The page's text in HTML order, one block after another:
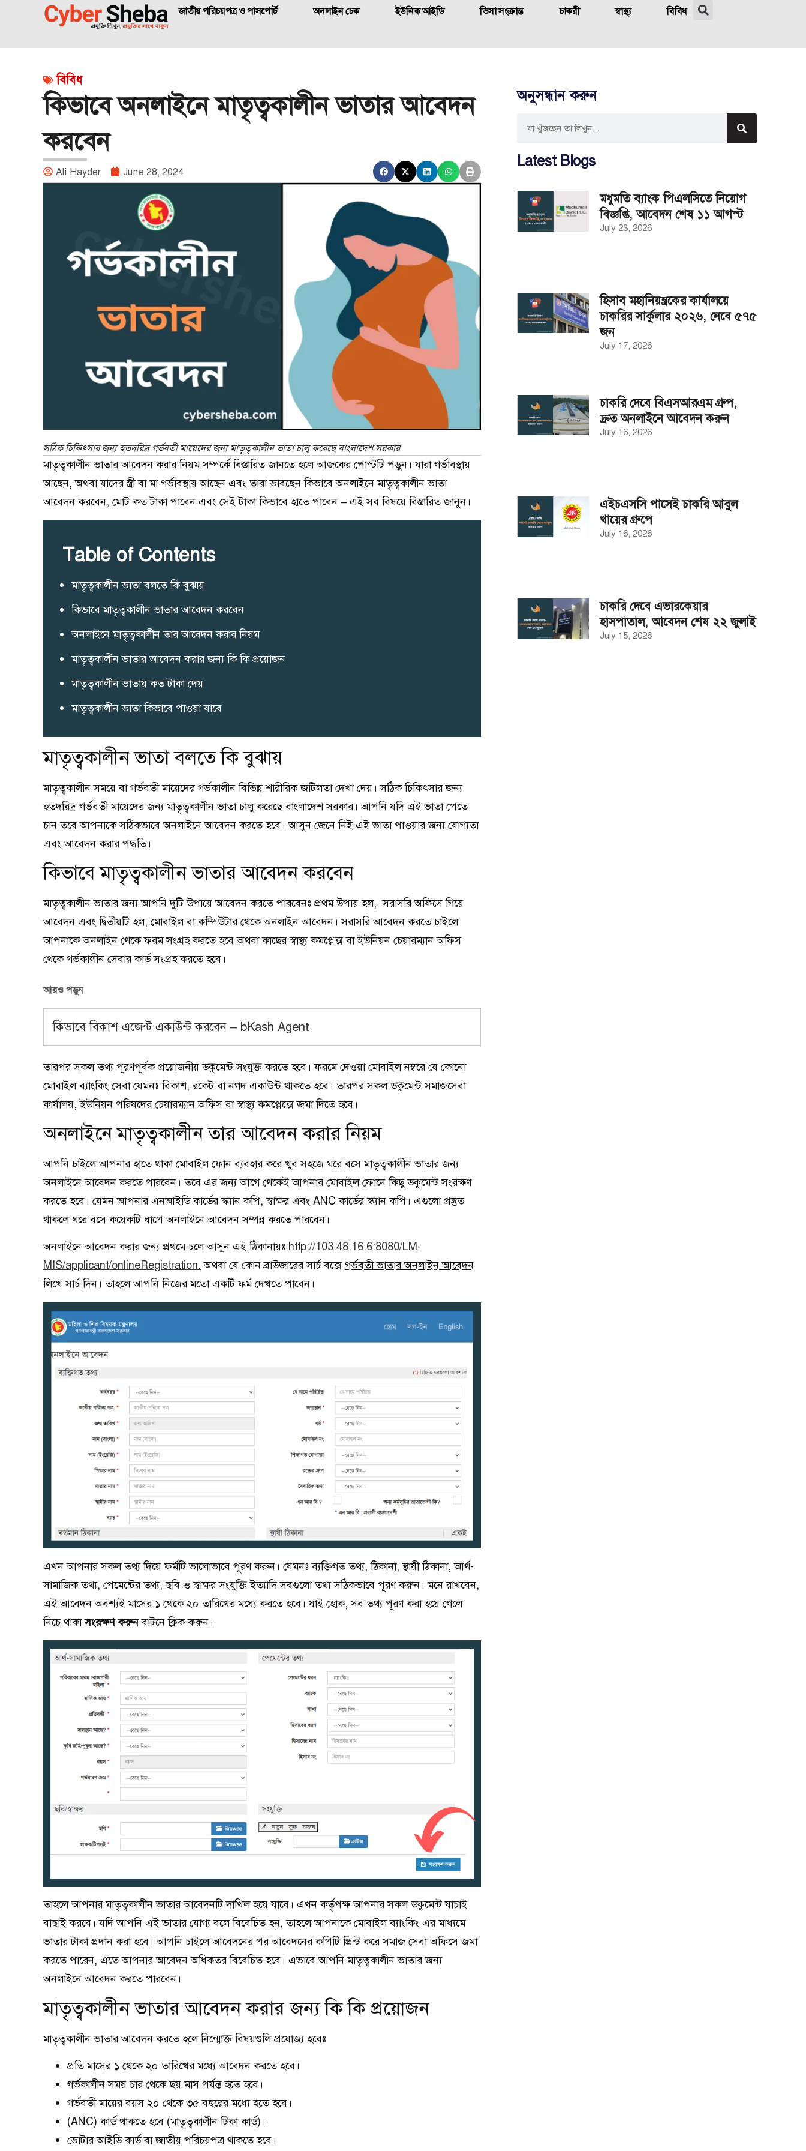
জাতীয় পরিচয়পত্র ও পাসপোর্ট অনলাইন চেক ইউনিক আইডি ভিসা সংক্রান্ত চাকরী স্বাস্থ্য বিবিধ
বিবিধ
কিভাবে অনলাইনে মাতৃত্বকালীন ভাতার আবেদন
করবেন
Ali Hayder June 28, 2024
সঠিক চিকিৎসার জন্য হতদরিদ্র গর্ভবতী মায়েদের জন্য মাতৃত্বকালীন ভাতা চালু করেছে বাংলাদেশ সরকার
মাতৃত্বকালীন ভাতার আবেদন করার নিয়ম সম্পর্কে বিস্তারিত জানতে হলে আজকের পোস্টটি পড়ুন। যারা গর্ভাবস্থায়
আছেন, অথবা যাদের স্ত্রী বা মা গর্ভাবস্থায় আছেন এবং তারা ভাবছেন কিভাবে অনলাইনে মাতৃত্বকালীন ভাতা
আবেদন করবেন, মোট কত টাকা পাবেন এবং সেই টাকা কিভাবে হাতে পাবেন – এই সব বিষয়ে বিস্তারিত জানুন।
Table of Contents
মাতৃত্বকালীন ভাতা বলতে কি বুঝায়
কিভাবে মাতৃত্বকালীন ভাতার আবেদন করবেন
অনলাইনে মাতৃত্বকালীন তার আবেদন করার নিয়ম
মাতৃত্বকালীন ভাতার আবেদন করার জন্য কি কি প্রয়োজন
মাতৃত্বকালীন ভাতায় কত টাকা দেয়
মাতৃত্বকালীন ভাতা কিভাবে পাওয়া যাবে
মাতৃত্বকালীন ভাতা বলতে কি বুঝায়
মাতৃত্বকালীন সময়ে বা গর্ভবতী মায়েদের গর্ভকালীন বিভিন্ন শারীরিক জটিলতা দেখা দেয়। সঠিক চিকিৎসার জন্য
হতদরিদ্র গর্ভবতী মায়েদের জন্য মাতৃত্বকালীন ভাতা চালু করেছে বাংলাদেশ সরকার। আপনি যদি এই ভাতা পেতে
চান তবে আপনাকে সঠিকভাবে অনলাইনে আবেদন করতে হবে। আসুন জেনে নিই এই ভাতা পাওয়ার জন্য যোগ্যতা
এবং আবেদন করার পদ্ধতি।
কিভাবে মাতৃত্বকালীন ভাতার আবেদন করবেন
মাতৃত্বকালীন ভাতার জন্য আপনি দুটি উপায়ে আবেদন করতে পারবেনঃ প্রথম উপায় হল, সরাসরি অফিসে গিয়ে
আবেদন এবং দ্বিতীয়টি হল, মোবাইল বা কম্পিউটার থেকে অনলাইন আবেদন। সরাসরি আবেদন করতে চাইলে
আপনাকে অনলাইন থেকে ফরম সংগ্রহ করতে হবে অথবা কাছের স্বাস্থ্য কমপ্লেক্স বা ইউনিয়ন চেয়ারম্যান অফিস
থেকে গর্ভকালীন সেবার কার্ড সংগ্রহ করতে হবে।
আরও পড়ুন
কিভাবে বিকাশ এজেন্ট একাউন্ট করবেন – bKash Agent
তারপর সকল তথ্য পূরণপূর্বক প্রয়োজনীয় ডকুমেন্ট সংযুক্ত করতে হবে। ফরমে দেওয়া মোবাইল নম্বরে যে কোনো
মোবাইল ব্যাংকিং সেবা যেমনঃ বিকাশ, রকেট বা নগদ একাউন্ট থাকতে হবে। তারপর সকল ডকুমেন্ট সমাজসেবা
কার্যালয়, ইউনিয়ন পরিষদের চেয়ারম্যান অফিস বা স্বাস্থ্য কমপ্লেক্সে জমা দিতে হবে।
অনলাইনে মাতৃত্বকালীন তার আবেদন করার নিয়ম
আপনি চাইলে আপনার হাতে থাকা মোবাইল ফোন ব্যবহার করে খুব সহজে ঘরে বসে মাতৃত্বকালীন ভাতার জন্য
অনলাইনে আবেদন করতে পারবেন। তবে এর জন্য আগে থেকেই আপনার মোবাইল ফোনে কিছু ডকুমেন্ট সংরক্ষণ
করতে হবে। যেমন আপনার এনআইডি কার্ডের স্ক্যান কপি, স্বাক্ষর এবং ANC কার্ডের স্ক্যান কপি। এগুলো প্রস্তুত
থাকলে ঘরে বসে কয়েকটি ধাপে অনলাইনে আবেদন সম্পন্ন করতে পারবেন।
অনলাইনে আবেদন করার জন্য প্রথমে চলে আসুন এই ঠিকানায়ঃ http://103.48.16.6:8080/LM-
MIS/applicant/onlineRegistration. অথবা যে কোন ব্রাউজারের সার্চ বক্সেগর্ভবতী ভাতার অনলাইন আবেদন
লিখে সার্চ দিন। তাহলে আপনি নিজের মতো একটি ফর্ম দেখতে পাবেন।
এখন আপনার সকল তথ্য দিয়ে ফর্মটি ভালোভাবে পূরণ করুন। যেমনঃ ব্যক্তিগত তথ্য, ঠিকানা, স্থায়ী ঠিকানা, আর্থ-
সামাজিক তথ্য, পেমেন্টের তথ্য, ছবি ও স্বাক্ষর সংযুক্তি ইত্যাদি সবগুলো তথ্য সঠিকভাবে পূরণ করুন। মনে রাখবেন,
এই আবেদন অবশ্যই মাসের ১ থেকে ২০ তারিখের মধ্যে করতে হবে। যাই হোক, সব তথ্য পূরণ করা হয়ে গেলে
নিচে থাকাসংরক্ষণ করুনবাটনে ক্লিক করুন।
তাহলে আপনার মাতৃত্বকালীন ভাতার আবেদনটি দাখিল হয়ে যাবে। এখন কর্তৃপক্ষ আপনার সকল ডকুমেন্ট যাচাই
বাছাই করবে। যদি আপনি এই ভাতার যোগ্য বলে বিবেচিত হন, তাহলে আপনাকে মোবাইল ব্যাংকিং এর মাধ্যমে
ভাতার টাকা প্রদান করা হবে। আপনি চাইলে আবেদনের পর আবেদনের কপিটি প্রিন্ট করে সমাজ সেবা অফিসে জমা
করতে পারেন, এতে আপনার আবেদন অধিকতর বিবেচিত হবে। এভাবে আপনি মাতৃত্বকালীন ভাতার জন্য
অনলাইনে আবেদন করতে পারবেন।
মাতৃত্বকালীন ভাতার আবেদন করার জন্য কি কি প্রয়োজন
মাতৃত্বকালীন ভাতার আবেদন করতে হলে নিন্মোক্ত বিষয়গুলি প্রযোজ্য হবেঃ
প্রতি মাসের ১ থেকে ২০ তারিখের মধ্যে আবেদন করতে হবে।
গর্ভকালীন সময় চার থেকে ছয় মাস পর্যন্ত হতে হবে।
গর্ভবতী মায়ের বয়স ২০ থেকে ৩৫ বছরের মধ্যে হতে হবে।
(ANC) কার্ড থাকতে হবে (মাতৃত্বকালীন টিকা কার্ড)।
ভোটার আইডি কার্ড বা জাতীয় পরিচয়পত্র থাকতে হবে।
অনুসন্ধান করুন
Latest Blogs
মধুমতি ব্যাংক পিএলসিতে নিয়োগ
বিজ্ঞপ্তি, আবেদন শেষ ১১ আগস্ট
July 23, 2026
হিসাব মহানিয়ন্ত্রকের কার্যালয়ে
চাকরির সার্কুলার ২০২৬, নেবে ৫৭৫
জন
July 17, 2026
চাকরি দেবে বিএসআরএম গ্রুপ,
দ্রুত অনলাইনে আবেদন করুন
July 16, 2026
এইচএসসি পাসেই চাকরি আবুল
খায়ের গ্রুপে
July 16, 2026
চাকরি দেবে এভারকেয়ার
হাসপাতাল, আবেদন শেষ ২২ জুলাই
July 15, 2026